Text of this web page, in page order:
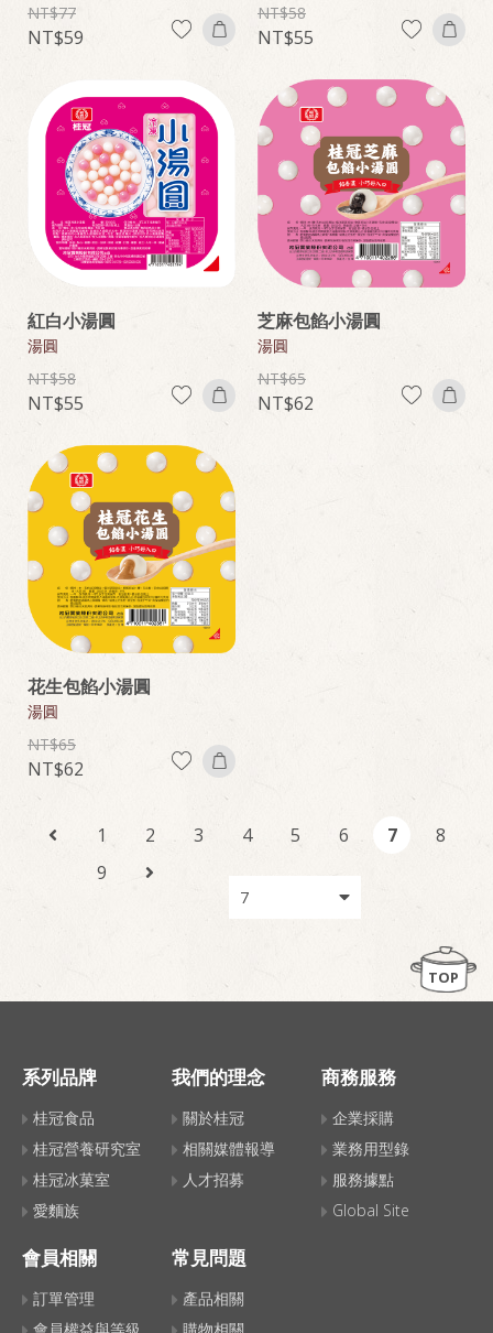
77
59
58
55
紅白小湯圓
湯圓
58
55
芝麻包餡小湯圓
湯圓
65
62
花生包餡小湯圓
湯圓
65
62
1 2 3 4 5 6 7
8
9
TOP
系列品牌
桂冠食品
桂冠營養研究室
桂冠冰菓室
愛麵族
我們的理念
關於桂冠
相關媒體報導
人才招募
商務服務
企業採購
業務用型錄
服務據點
Global Site
會員相關
訂單管理
會員權益與等級
常見問題
產品相關
購物相關